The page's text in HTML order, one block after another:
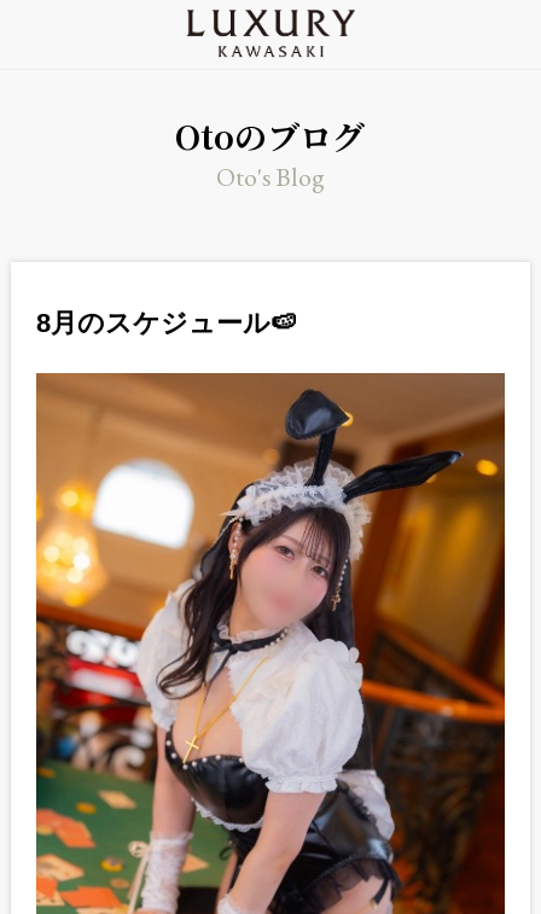
Otoのブログ
Oto's Blog
8月のスケジュール🍉